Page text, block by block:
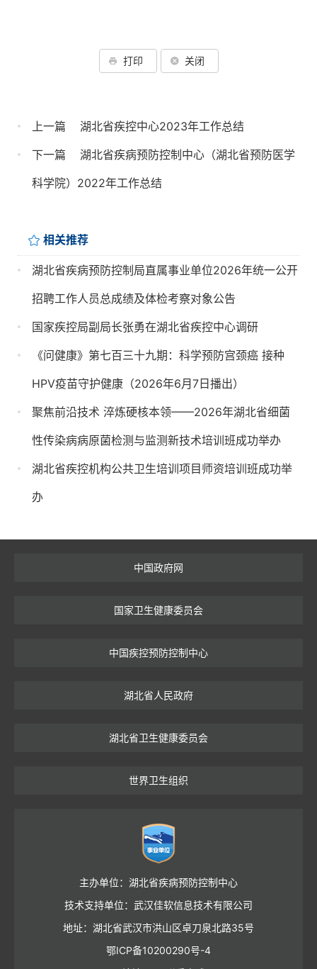
打印 关闭
上一篇
湖北省疾控中心2023年工作总结
下一篇
湖北省疾病预防控制中心（湖北省预防医学
科学院）2022年工作总结
相关推荐
湖北省疾病预防控制局直属事业单位2026年统一公开
招聘工作人员总成绩及体检考察对象公告
国家疾控局副局长张勇在湖北省疾控中心调研
《问健康》第七百三十九期：科学预防宫颈癌 接种
HPV疫苗守护健康（2026年6月7日播出）
聚焦前沿技术 淬炼硬核本领——2026年湖北省细菌
性传染病病原菌检测与监测新技术培训班成功举办
湖北省疾控机构公共卫生培训项目师资培训班成功举
办
中国政府网
国家卫生健康委员会
中国疾控预防控制中心
湖北省人民政府
湖北省卫生健康委员会
世界卫生组织
主办单位：湖北省疾病预防控制中心
技术支持单位：武汉佳软信息技术有限公司
地址：湖北省武汉市洪山区卓刀泉北路35号
鄂ICP备10200290号-4